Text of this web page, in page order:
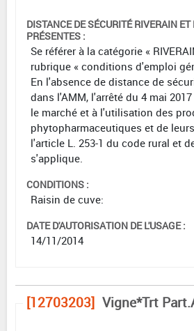
DISTANCE DE SÉCURITÉ RIVERAIN
PRÉSENTES :
Se référer à la catégorie «
rubrique « conditions d'emploi
En l'absence de distance de
dans l'AMM, l'arrêté du 4 mai
le marché et à l'utilisation des
phytopharmaceutiques et de
l'article L. 253-1 du code rural et
s'applique.
CONDITIONS :
Raisin de cuve:
DATE D'AUTORISATION DE L'USAGE :
14/11/2014
[12703203] Vigne*Trt